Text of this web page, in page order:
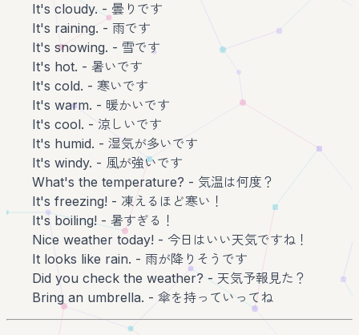
It's cloudy. - 曇りです
It's raining. - 雨です
It's snowing. - 雪です
It's hot. - 暑いです
It's cold. - 寒いです
It's warm. - 暖かいです
It's cool. - 涼しいです
It's humid. - 湿気が多いです
It's windy. - 風が強いです
What's the temperature? - 気温は何度？
It's freezing! - 凍えるほど寒い！
It's boiling! - 暑すぎる！
Nice weather today! - 今日はいい天気ですね！
It looks like rain. - 雨が降りそうです
Did you check the weather? - 天気予報見た？
Bring an umbrella. - 傘を持っていってね